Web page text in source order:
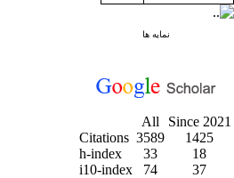
نمایه ها
All
Since 2021
Citations 3589
1425
h-index
33
18
i10-index
74 37